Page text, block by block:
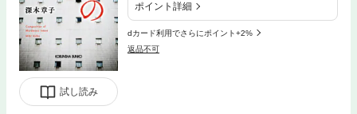
試し読み
ポイント詳細
dカード利用でさらにポイント+2%
返品不可